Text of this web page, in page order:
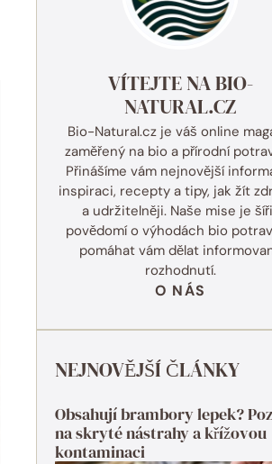
VÍTEJTE NA BIO-
NATURAL.CZ
Bio-Natural.cz je váš online
zaměřený na bio a přírodní
Přinášíme vám nejnovější
inspiraci, recepty a tipy, jak žít
a udržitelněji. Naše mise je
povědomí o výhodách bio
pomáhat vám dělat
rozhodnutí.
O NÁS
NEJNOVĚJŠÍ ČLÁNKY
Obsahují brambory lepek?
na skryté nástrahy a křížovou
kontaminaci